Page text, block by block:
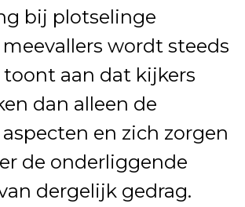
bij plotselinge
wordt steeds
aan dat kijkers
dan alleen de
en zich zorgen
de onderliggende
dergelijk gedrag.